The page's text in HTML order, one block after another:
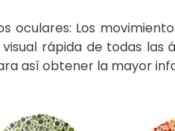
oculares: Los
rápida de todas las
así obtener la mayor